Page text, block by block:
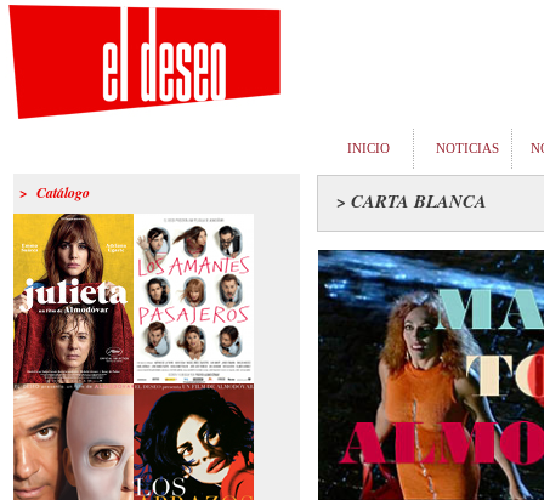
INICIO NOTICIAS
> Catálogo
>Julieta
>Los amantes
pasajeros
> CARTA BLANCA